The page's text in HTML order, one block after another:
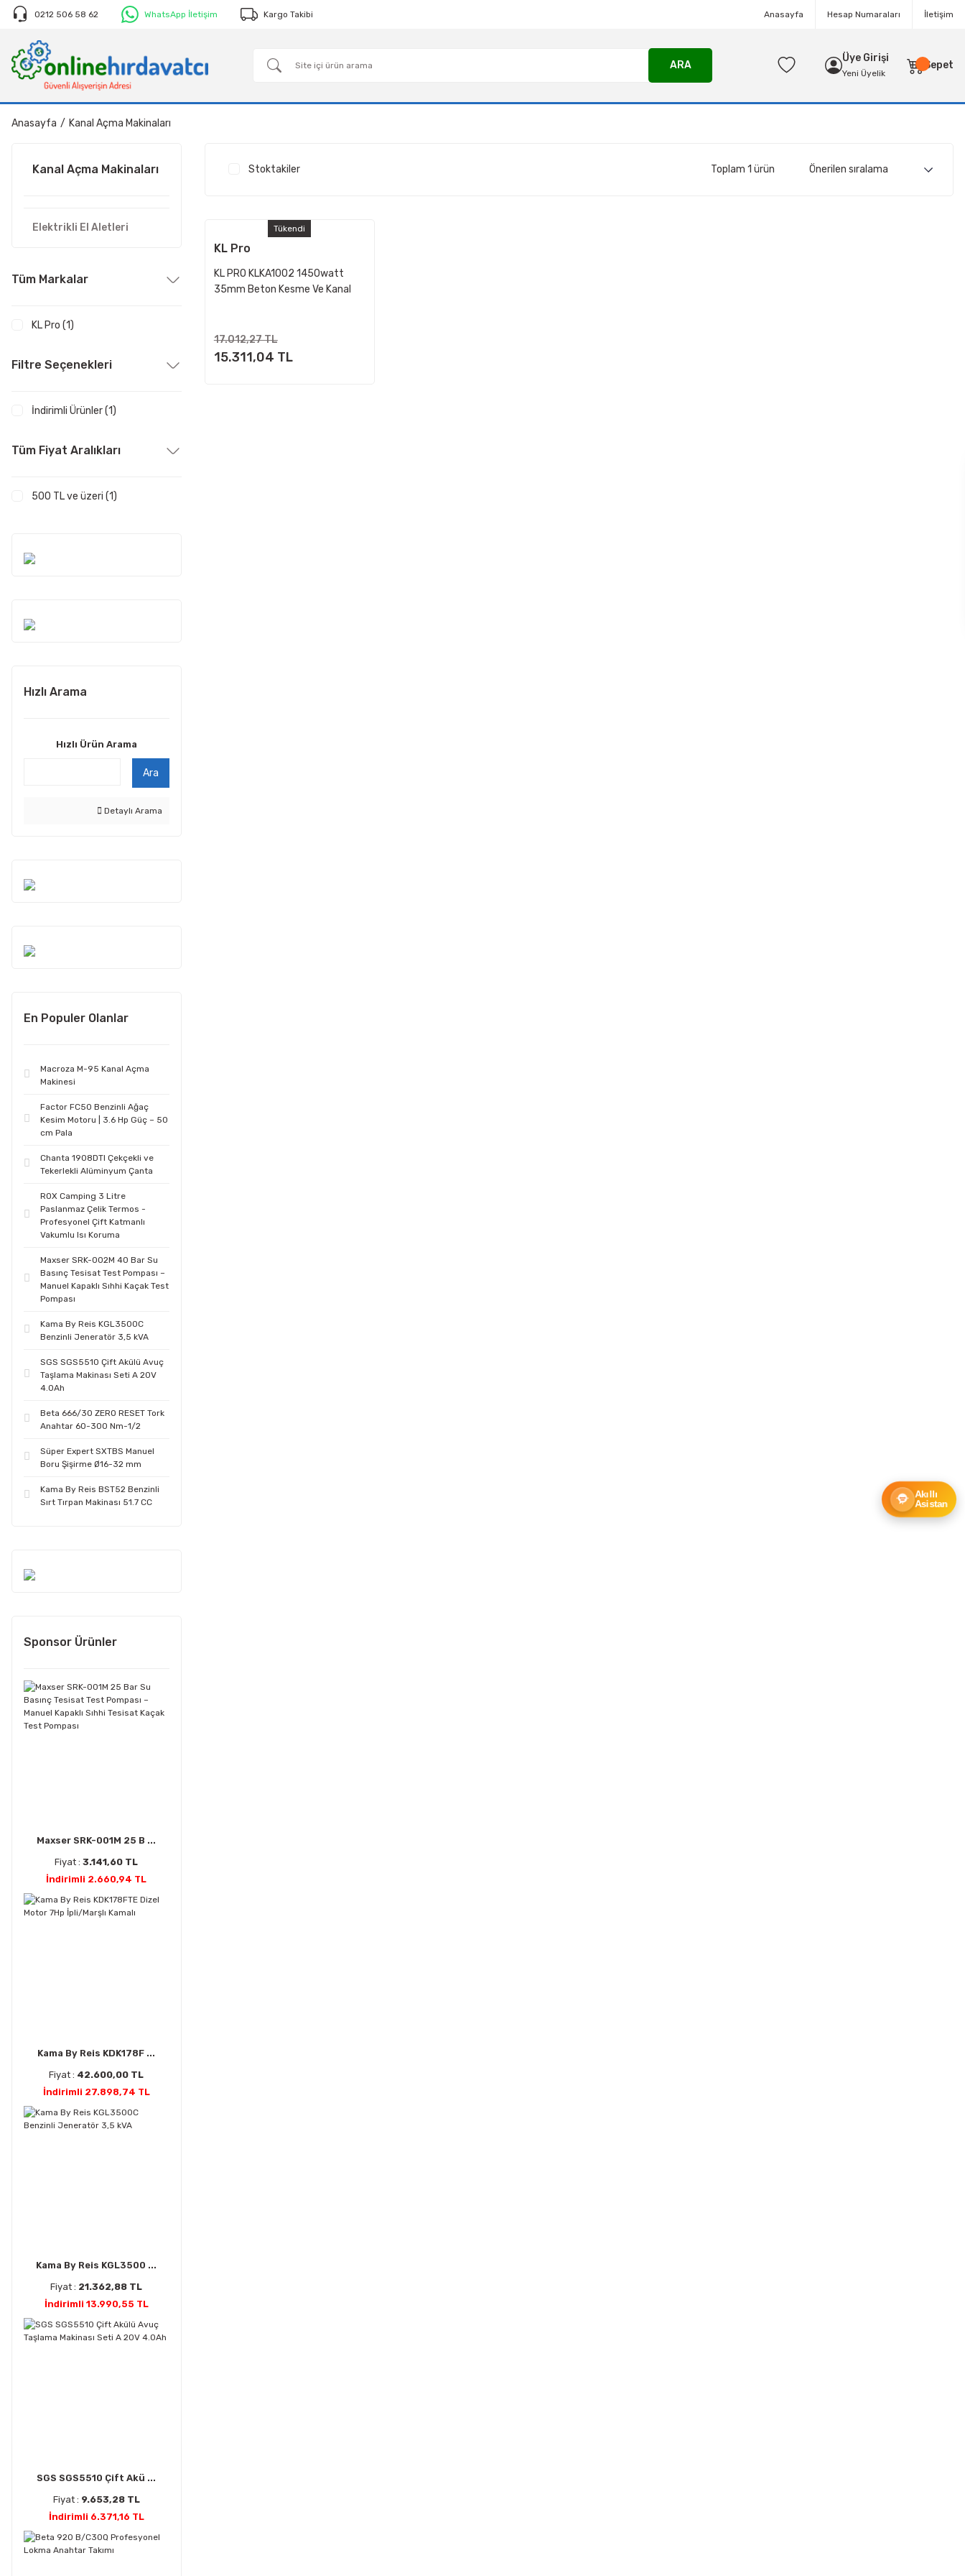
0212 506 58 62 WhatsApp İletişim Kargo Takibi Anasayfa Hesap Numaraları İletişim
ARA
Üye Girişi
Yeni Üyelik
Sepet
Anasayfa Kanal Açma Makinaları
Kanal Açma Makinaları
Elektrikli El Aletleri
Tüm Markalar
KL Pro (1)
Filtre Seçenekleri
İndirimli Ürünler (1)
Tüm Fiyat Aralıkları
500 TL ve üzeri (1)
Hızlı Arama
Hızlı Ürün Arama
Ara
Detaylı Arama
En Populer Olanlar
Macroza M-95 Kanal Açma
Makinesi
Factor FC50 Benzinli Ağaç
Kesim Motoru | 3.6 Hp Güç – 50
cm Pala
Chanta 1908DTI Çekçekli ve
Tekerlekli Alüminyum Çanta
ROX Camping 3 Litre
Paslanmaz Çelik Termos -
Profesyonel Çift Katmanlı
Vakumlu Isı Koruma
Maxser SRK-002M 40 Bar Su
Basınç Tesisat Test Pompası –
Manuel Kapaklı Sıhhi Kaçak Test
Pompası
Kama By Reis KGL3500C
Benzinli Jeneratör 3,5 kVA
SGS SGS5510 Çift Akülü Avuç
Taşlama Makinası Seti A 20V
4.0Ah
Beta 666/30 ZERO RESET Tork
Anahtar 60-300 Nm-1/2
Süper Expert SXTBS Manuel
Boru Şişirme Ø16-32 mm
Kama By Reis BST52 Benzinli
Sırt Tırpan Makinası 51.7 CC
Sponsor Ürünler
Maxser SRK-001M 25 B ...
Fiyat :3.141,60 TL
İndirimli 2.660,94 TL
Kama By Reis KDK178F ...
Fiyat : 42.600,00 TL
İndirimli 27.898,74 TL
Kama By Reis KGL3500 ...
Fiyat : 21.362,88 TL
İndirimli 13.990,55 TL
SGS SGS5510 Çift Akü ...
Fiyat : 9.653,28 TL
İndirimli 6.371,16 TL
Stoktakiler Toplam 1 ürün
Tükendi
KL Pro
KL PRO KLKA1002 1450watt
35mm Beton Kesme Ve Kanal
17.012,27 TL
15.311,04 TL
Akıllı
Asistan